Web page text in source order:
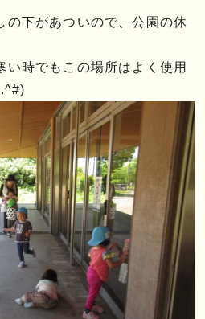
の下があついので、公園の休
い時でもこの場所はよく使用